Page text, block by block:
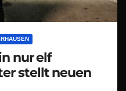
nur elf
stellt neuen